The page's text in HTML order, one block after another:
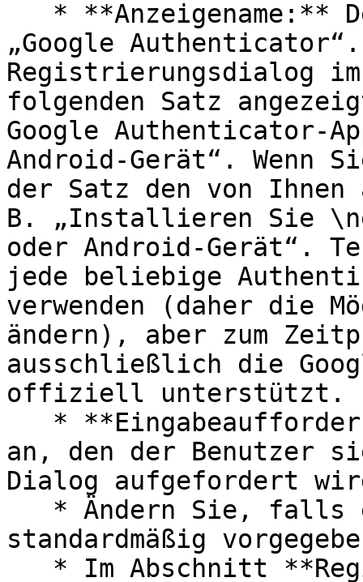
„Google
Registrierungsdialog
folgenden Satz
Google Authenticator-
Android-Gerät“. Wenn
der Satz den von Ihnen
B. „Installieren Sie
oder Android-Gerät“.
jede beliebige
verwenden (daher die
ändern), aber zum
ausschließlich die
offiziell unterstützt.
an, den der Benutzer
Dialog aufgefordert
standardmäßig